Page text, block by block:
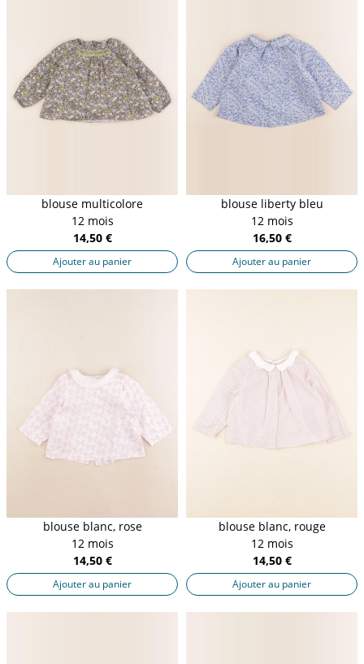
blouse multicolore
12 mois
14,50 €
Ajouter au panier
blouse liberty bleu
12 mois
16,50 €
Ajouter au panier
blouse blanc, rose
12 mois
14,50 €
Ajouter au panier
blouse blanc, rouge
12 mois
14,50 €
Ajouter au panier